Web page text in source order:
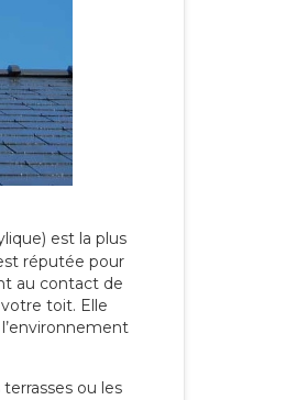
est la plus
réputée pour
au contact de
toit. Elle
ou les